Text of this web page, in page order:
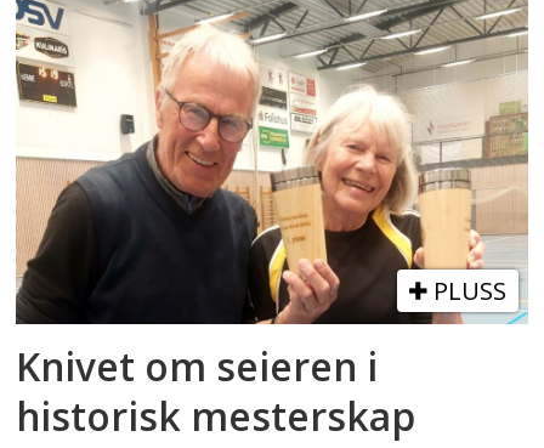
PLUSS
Knivet om seieren i
historisk mesterskap